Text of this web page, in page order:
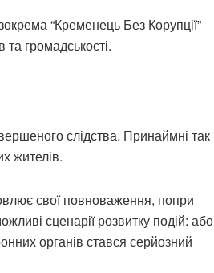
“Кременець Без Корупції”
громадськості.
слідства. Принаймні так
жителів.
свої повноваження, попри
сценарії розвитку подій: або
органів стався серйозний